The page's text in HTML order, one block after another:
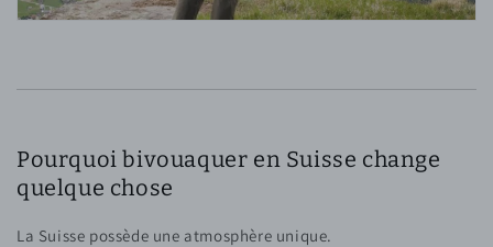
Pourquoi bivouaquer en Suisse change
quelque chose
La Suisse possède une atmosphère unique.